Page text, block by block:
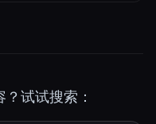
试试搜索：